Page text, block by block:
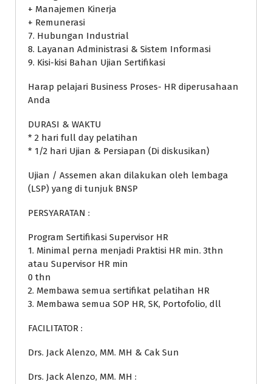
+ Manajemen Kinerja
+ Remunerasi
7. Hubungan Industrial
8. Layanan Administrasi & Sistem Informasi
9. Kisi-kisi Bahan Ujian Sertifikasi
Harap pelajari Business Proses- HR diperusahaan
Anda
DURASI & WAKTU
* 2 hari full day pelatihan
* 1/2 hari Ujian & Persiapan (Di diskusikan)
Ujian / Assemen akan dilakukan oleh lembaga
(LSP) yang di tunjuk BNSP
PERSYARATAN :
Program Sertifikasi Supervisor HR
1. Minimal perna menjadi Praktisi HR min. 3thn
atau Supervisor HR min
0 thn
2. Membawa semua sertifikat pelatihan HR
3. Membawa semua SOP HR, SK, Portofolio, dll
FACILITATOR :
Drs. Jack Alenzo, MM. MH & Cak Sun
Drs. Jack Alenzo, MM. MH :